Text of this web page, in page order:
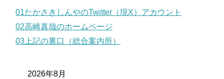
01たかさきしんやのTwitter（現X）アカウント
02高崎真哉のホームページ
03上記の裏口（総合案内所）
2026年8月